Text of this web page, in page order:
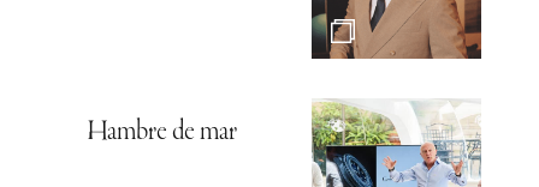
Hambre de mar